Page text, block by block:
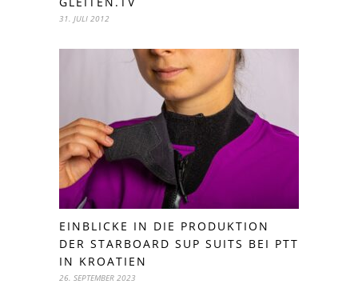
31. JULI 2012
EINBLICKE IN DIE PRODUKTION
DER STARBOARD SUP SUITS BEI PTT
IN KROATIEN
26. SEPTEMBER 2023